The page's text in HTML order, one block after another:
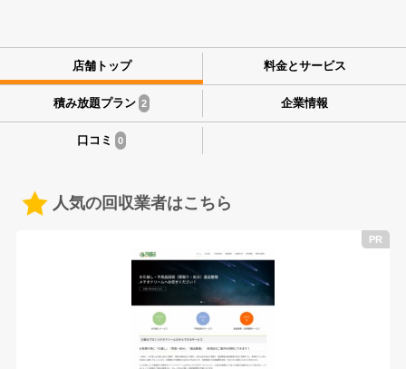
店舗トップ 料金とサービス
積み放題プラン 2 企業情報
口コミ 0
人気の回収業者はこちら